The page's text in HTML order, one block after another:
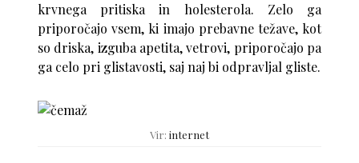
krvnega pritiska in holesterola. Zelo ga
priporočajo vsem, ki imajo prebavne težave, kot
so driska, izguba apetita, vetrovi, priporočajo pa
ga celo pri glistavosti, saj naj bi odpravljal gliste.
Vir: internet